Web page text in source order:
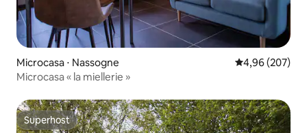
Microcasa ⋅ Nassogne 4,96 de uma
4,96 (207)
Microcasa « la miellerie »
Superhost
Superhost